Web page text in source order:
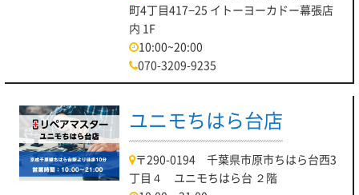
町4丁目417−25 イトーヨーカドー幕張店
内 1F
10:00~20:00
070-3209-9235
ユニモちはら台店
〒290-0194 千葉県市原市ちはら台西3
丁目４ ユニモちはら台 ２階